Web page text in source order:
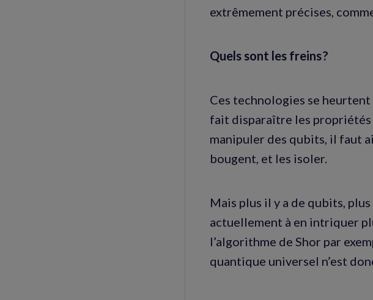
extrêmement précises,
Quels sont les freins ?
Ces technologies se
fait disparaître les propriétés
manipuler des qubits, il faut
bougent, et les isoler.
Mais plus il y a de qubits,
actuellement à en intriquer
l’algorithme de Shor par
quantique universel n’est